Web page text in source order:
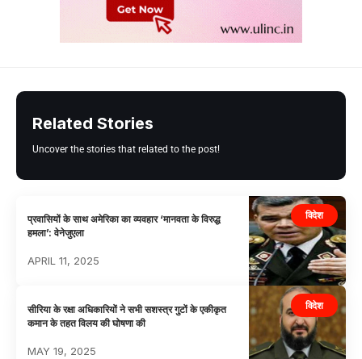
Related Stories
Uncover the stories that related to the post!
विदेश
प्रवासियों के साथ अमेरिका का व्यवहार ‘मानवता के विरुद्ध
हमला’: वेनेजुएला
APRIL 11, 2025
विदेश
सीरिया के रक्षा अधिकारियों ने सभी सशस्त्र गुटों के एकीकृत
कमान के तहत विलय की घोषणा की
MAY 19, 2025